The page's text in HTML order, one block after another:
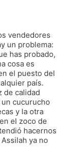
vendedores
un problema:
has probado,
cosa es
el puesto del
país.
de calidad
cucurucho
y la otra
el zoco de
hacernos
ya no